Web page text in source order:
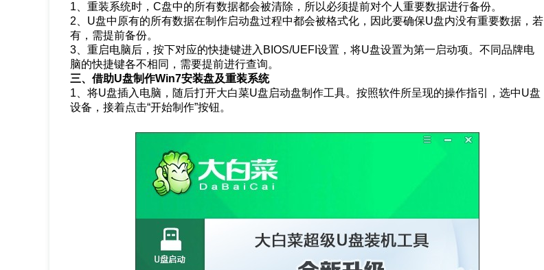
1、重装系统时，C盘中的所有数据都会被清除，所以必须提前对个人重要数据进行备份。
2、U盘中原有的所有数据在制作启动盘过程中都会被格式化，因此要确保U盘内没有重要数据，若
有，需提前备份。
3、重启电脑后，按下对应的快捷键进入BIOS/UEFI设置，将U盘设置为第一启动项。不同品牌电
脑的快捷键各不相同，需要提前进行查询。
三、借助U盘制作Win7安装盘及重装系统
1、将U盘插入电脑，随后打开大白菜U盘启动盘制作工具。按照软件所呈现的操作指引，选中U盘
设备，接着点击“开始制作”按钮。